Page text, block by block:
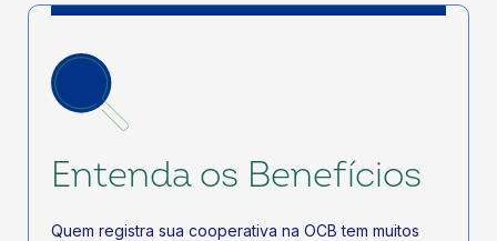
Entenda os Benefícios
Quem registra sua cooperativa na OCB tem muitos